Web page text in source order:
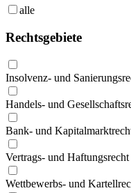
alle
Rechtsgebiete
Insolvenz- und
Handels- und
Bank- und
Vertrags- und Haftungsrecht
Wettbewerbs- und